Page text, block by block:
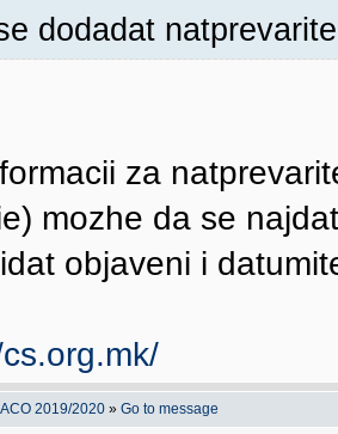
dodadat
za
mozhe da se
objaveni i
2019/2020 » Go to message